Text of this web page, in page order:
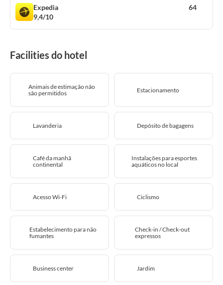
Expedia
9,4/10
64
Facilities do hotel
Animais de estimação não
são permitidos
Estacionamento
Lavanderia Depósito de bagagens
Café da manhã
continental
Instalações para esportes
aquáticos no local
Acesso Wi-Fi Ciclismo
Estabelecimento para não
fumantes
Check-in / Check-out
expressos
Business center Jardim